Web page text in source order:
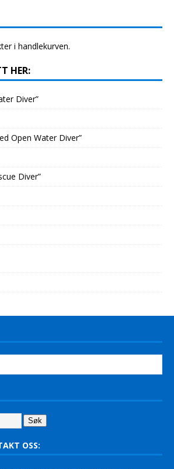
i handlekurven.
HER:
Diver”
Open Water Diver”
Diver”
Søk
OSS: